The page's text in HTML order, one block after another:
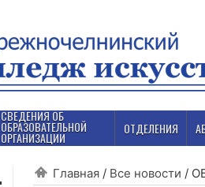
СВЕДЕНИЯ ОБ
ОБРАЗОВАТЕЛЬНОЙ
ОРГАНИЗАЦИИ
ОТДЕЛЕНИЯ
Главная / Все новости /